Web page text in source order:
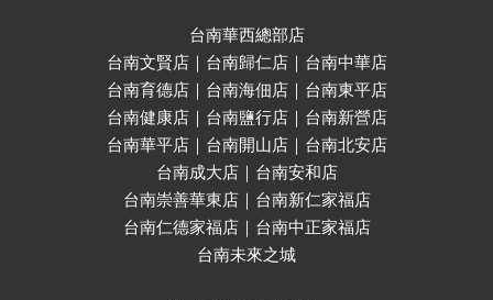
台南華西總部店
台南文賢店｜台南歸仁店｜台南中華店
台南育德店｜台南海佃店｜台南東平店
台南健康店｜台南鹽行店｜台南新營店
台南華平店｜台南開山店｜台南北安店
台南成大店｜台南安和店
台南崇善華東店｜台南新仁家福店
台南仁德家福店｜台南中正家福店
台南未來之城